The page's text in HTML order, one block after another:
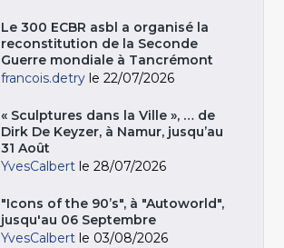
Le 300 ECBR asbl a organisé la
reconstitution de la Seconde
Guerre mondiale à Tancrémont
francois.detry le 22/07/2026
« Sculptures dans la Ville », … de
Dirk De Keyzer, à Namur, jusqu’au
31 Août
YvesCalbert le 28/07/2026
"Icons of the 90’s", à "Autoworld",
jusqu'au 06 Septembre
YvesCalbert le 03/08/2026